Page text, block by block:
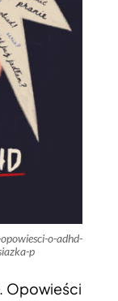
o-adhd-
p
Opowieści